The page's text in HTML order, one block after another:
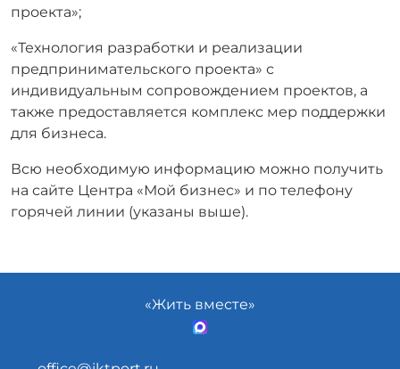
проекта»;
«Технология разработки и реализации
предпринимательского проекта» с
индивидуальным сопровождением проектов, а
также предоставляется комплекс мер поддержки
для бизнеса.
Всю необходимую информацию можно получить
на сайте Центра «Мой бизнес» и по телефону
горячей линии (указаны выше).
«Жить вместе»